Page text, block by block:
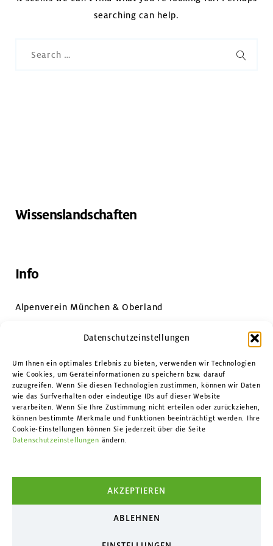
Datenschutzeinstellungen
Um Ihnen ein optimales Erlebnis zu bieten, verwenden wir Technologien
wie Cookies, um Geräteinformationen zu speichern bzw. darauf
zuzugreifen. Wenn Sie diesen Technologien zustimmen, können wir Daten
wie das Surfverhalten oder eindeutige IDs auf dieser Website
verarbeiten. Wenn Sie Ihre Zustimmung nicht erteilen oder zurückziehen,
können bestimmte Merkmale und Funktionen beeinträchtigt werden. Ihre
Cookie-Einstellungen können Sie jederzeit über die Seite
Datenschutzeinstellungen ändern.
AKZEPTIEREN
ABLEHNEN
searching can help.
Wissenslandschaften
Info
Alpenverein München & Oberland
Kontakt
Facebook